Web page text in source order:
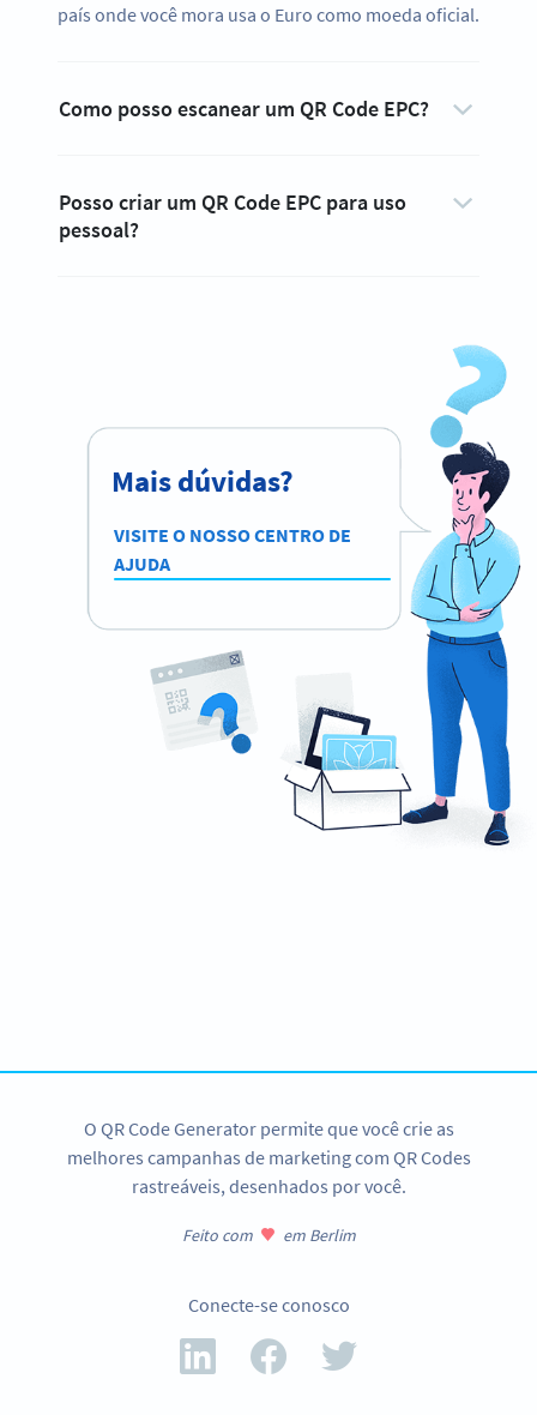
país onde você mora usa o Euro como moeda oficial.
Como posso escanear um QR Code EPC?
Posso criar um QR Code EPC para uso
pessoal?
Mais dúvidas?
VISITE O NOSSO CENTRO DE
AJUDA
O QR Code Generator permite que você crie as
melhores campanhas de marketing com QR Codes
rastreáveis, desenhados por você.
Feito com em Berlim
Conecte-se conosco